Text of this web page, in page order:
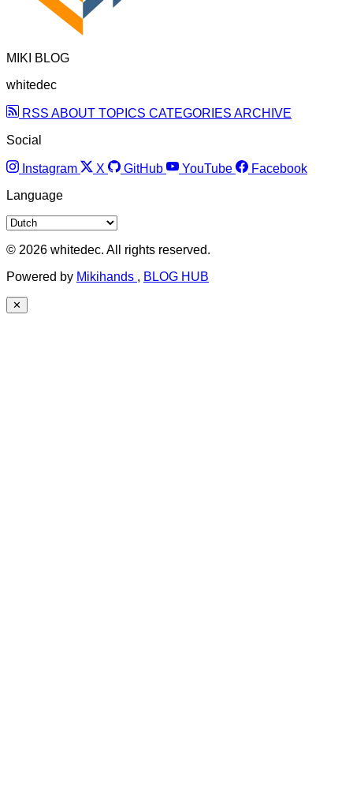
MIKI BLOG
whitedec
RSS ABOUT TOPICS CATEGORIES ARCHIVE
Social
Instagram X GitHub YouTube
Facebook
Language
© 2026 whitedec. All rights reserved.
Powered by Mikihands , BLOG HUB
✕